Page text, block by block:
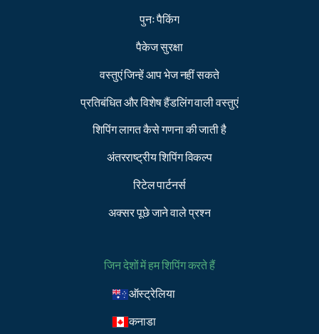
पुनः पैकिंग
पैकेज सुरक्षा
वस्तुएं जिन्हें आप भेज नहीं सकते
प्रतिबंधित और विशेष हैंडलिंग वाली वस्तुएं
शिपिंग लागत कैसे गणना की जाती है
अंतरराष्ट्रीय शिपिंग विकल्प
रिटेल पार्टनर्स
अक्सर पूछे जाने वाले प्रश्न
जिन देशों में हम शिपिंग करते हैं
ऑस्ट्रेलिया
कनाडा